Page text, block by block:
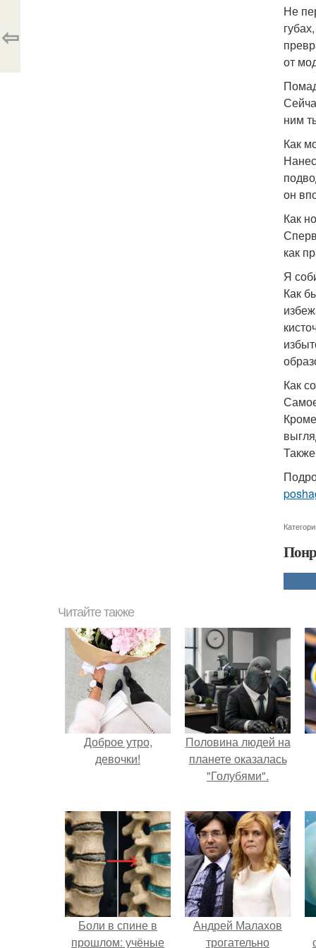
Не
от
ним
Как
он
Как
как
Я
Как
Как
⇦
Читайте также
Доброе утро,
девочки!
Половина людей на
планете оказалась
"Голубями".
Боли в спине в
прошлом: учёные
Андрей Малахов
трогательно